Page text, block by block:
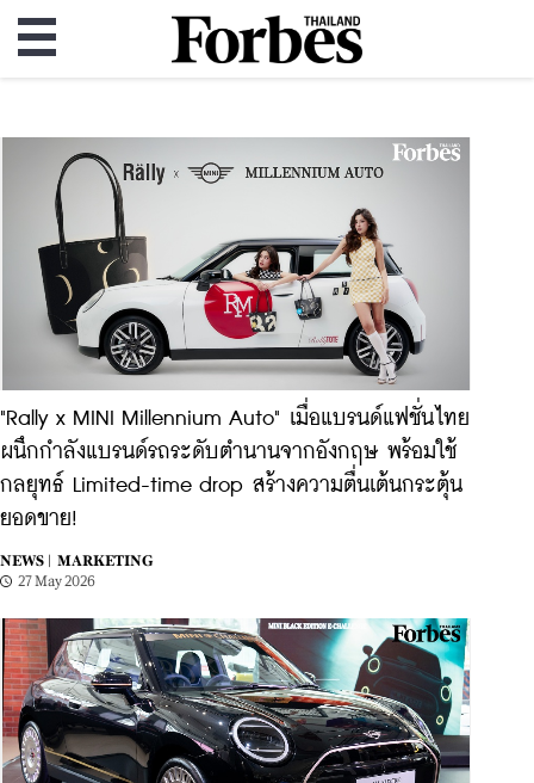
"Rally x MINI Millennium Auto" เมื่อแบรนด์แฟชั่นไทย
ผนึกกำลังแบรนด์รถระดับตำนานจากอังกฤษ พร้อมใช้
กลยุทธ์ Limited-time drop สร้างความตื่นเต้นกระตุ้น
ยอดขาย!
NEWS |
MARKETING
27 May 2026